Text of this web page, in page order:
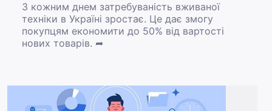
З кожним днем затребуваність вживаної
техніки в Україні зростає. Це дає змогу
покупцям економити до 50% від вартості
нових товарів. ➦